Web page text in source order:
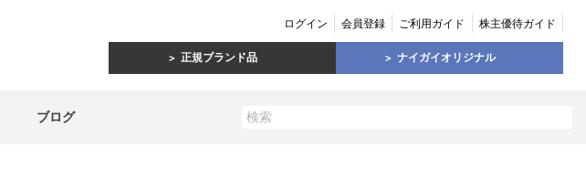
ログイン 会員登録 ご利用ガイド 株主優待ガイド
正規ブランド品 ナイガイオリジナル
ブログ